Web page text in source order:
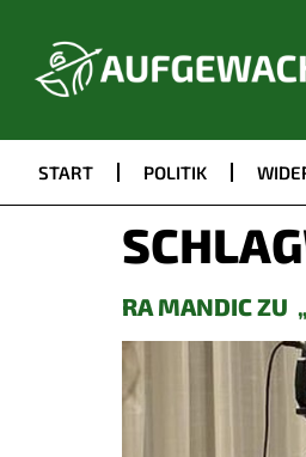
START POLITIK
RA MANDIC ZU